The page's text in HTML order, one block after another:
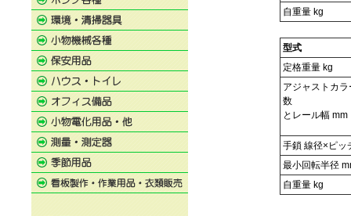
自重量 kg
型式
定格重量 kg
アジャストカラ
数
とレール幅 mm
手鎖 線径×ピッ
最小回転半径
自重量 kg